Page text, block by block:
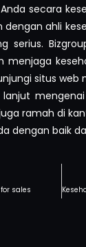
secara
dengan ahli
serius.
situs
ramah di
dengan baik
sales